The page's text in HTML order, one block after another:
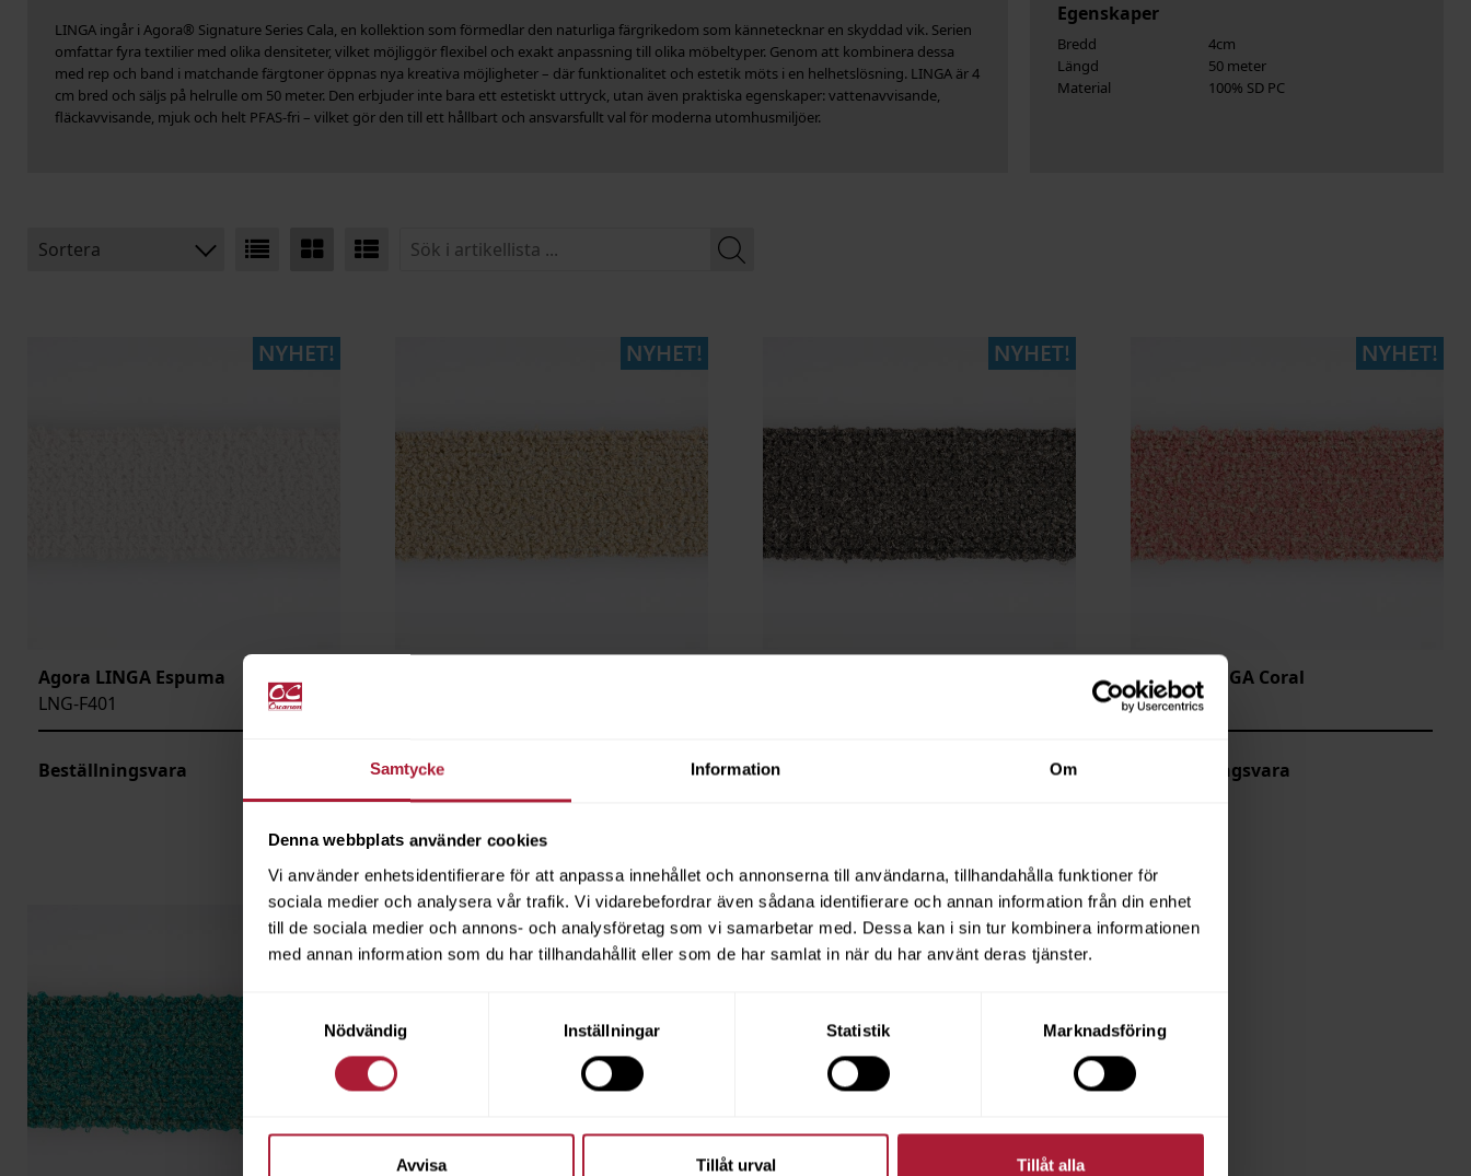
Samtycke Information Om
Denna webbplats använder cookies
Vi använder enhetsidentifierare för att anpassa innehållet och annonserna till användarna, tillhandahålla funktioner för
sociala medier och analysera vår trafik. Vi vidarebefordrar även sådana identifierare och annan information från din enhet
till de sociala medier och annons- och analysföretag som vi samarbetar med. Dessa kan i sin tur kombinera informationen
med annan information som du har tillhandahållit eller som de har samlat in när du har använt deras tjänster.
Nödvändig
Inställningar Statistik Marknadsföring
Avvisa Tillåt urval Tillåt alla
LINGA ingår i Agora® Signature Series Cala, en kollektion som förmedlar den naturliga färgrikedom som kännetecknar en skyddad vik. Serien
omfattar fyra textilier med olika densiteter, vilket möjliggör flexibel och exakt anpassning till olika möbeltyper. Genom att kombinera dessa
med rep och band i matchande färgtoner öppnas nya kreativa möjligheter – där funktionalitet och estetik möts i en helhetslösning. LINGA är 4
cm bred och säljs på helrulle om 50 meter. Den erbjuder inte bara ett estetiskt uttryck, utan även praktiska egenskaper: vattenavvisande,
fläckavvisande, mjuk och helt PFAS-fri – vilket gör den till ett hållbart och ansvarsfullt val för moderna utomhusmiljöer.
Egenskaper
Bredd
4cm
Längd
50 meter
Material
100% SD PC
Sortera
Agora LINGA Espuma
LNG-F401
Beställningsvara Beställningsvara Beställningsvara
Agora LINGA Coral
LNG-F404
Beställningsvara